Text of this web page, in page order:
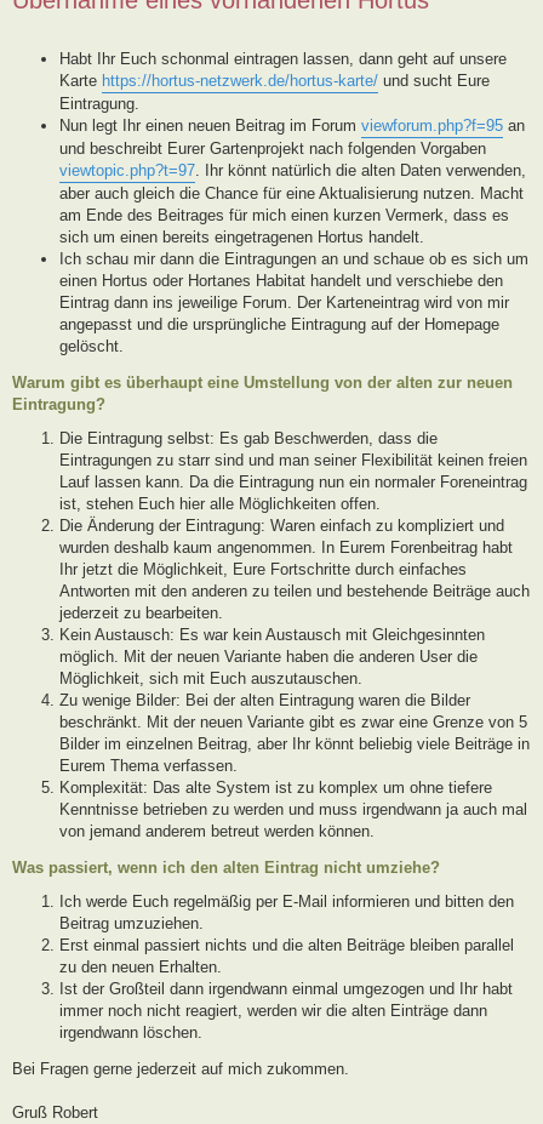
Habt Ihr Euch schonmal eintragen lassen, dann geht auf unsere
Karte https://hortus-netzwerk.de/hortus-karte/ und sucht Eure
Eintragung.
Nun legt Ihr einen neuen Beitrag im Forum viewforum.php?f=95 an
und beschreibt Eurer Gartenprojekt nach folgenden Vorgaben
viewtopic.php?t=97. Ihr könnt natürlich die alten Daten verwenden,
aber auch gleich die Chance für eine Aktualisierung nutzen. Macht
am Ende des Beitrages für mich einen kurzen Vermerk, dass es
sich um einen bereits eingetragenen Hortus handelt.
Ich schau mir dann die Eintragungen an und schaue ob es sich um
einen Hortus oder Hortanes Habitat handelt und verschiebe den
Eintrag dann ins jeweilige Forum. Der Karteneintrag wird von mir
angepasst und die ursprüngliche Eintragung auf der Homepage
gelöscht.
Warum gibt es überhaupt eine Umstellung von der alten zur neuen
Eintragung?
Die Eintragung selbst: Es gab Beschwerden, dass die
Eintragungen zu starr sind und man seiner Flexibilität keinen freien
Lauf lassen kann. Da die Eintragung nun ein normaler Foreneintrag
ist, stehen Euch hier alle Möglichkeiten offen.
Die Änderung der Eintragung: Waren einfach zu kompliziert und
wurden deshalb kaum angenommen. In Eurem Forenbeitrag habt
Ihr jetzt die Möglichkeit, Eure Fortschritte durch einfaches
Antworten mit den anderen zu teilen und bestehende Beiträge auch
jederzeit zu bearbeiten.
Kein Austausch: Es war kein Austausch mit Gleichgesinnten
möglich. Mit der neuen Variante haben die anderen User die
Möglichkeit, sich mit Euch auszutauschen.
Zu wenige Bilder: Bei der alten Eintragung waren die Bilder
beschränkt. Mit der neuen Variante gibt es zwar eine Grenze von 5
Bilder im einzelnen Beitrag, aber Ihr könnt beliebig viele Beiträge in
Eurem Thema verfassen.
Komplexität: Das alte System ist zu komplex um ohne tiefere
Kenntnisse betrieben zu werden und muss irgendwann ja auch mal
von jemand anderem betreut werden können.
Was passiert, wenn ich den alten Eintrag nicht umziehe?
Ich werde Euch regelmäßig per E-Mail informieren und bitten den
Beitrag umzuziehen.
Erst einmal passiert nichts und die alten Beiträge bleiben parallel
zu den neuen Erhalten.
Ist der Großteil dann irgendwann einmal umgezogen und Ihr habt
immer noch nicht reagiert, werden wir die alten Einträge dann
irgendwann löschen.
Bei Fragen gerne jederzeit auf mich zukommen.
Gruß Robert